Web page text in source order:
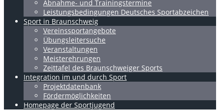
Abnahme- und Trainingstermine
Leistungsbedingungen Deutsches Sportabzeichen
Sport in Braunschweig
Vereinssportangebote
Übungsleitersuche
Veranstaltungen
Meisterehrungen
Zeittafel des Braunschweiger Sports
Integration im und durch Sport
Projektdatenbank
Fördermöglichkeiten
Homepage der Sportjugend